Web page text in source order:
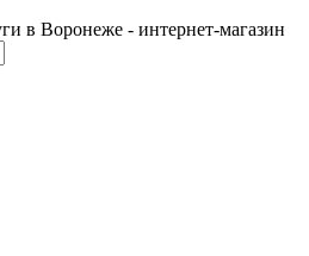
в Воронеже - интернет-магазин